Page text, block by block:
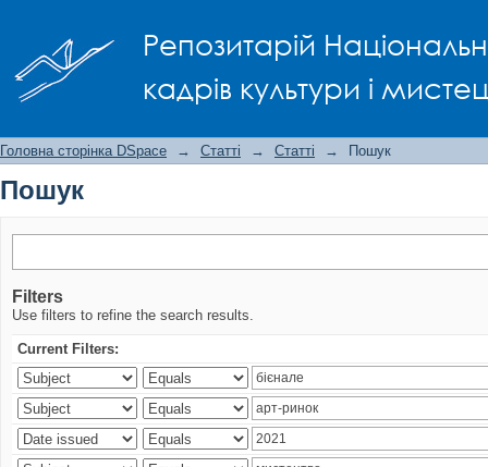
Репозитарій
кадрів культури і
Головна сторінка DSpace → Статті → Статті → Пошук
Пошук
Filters
Use filters to refine the search results.
Current Filters: